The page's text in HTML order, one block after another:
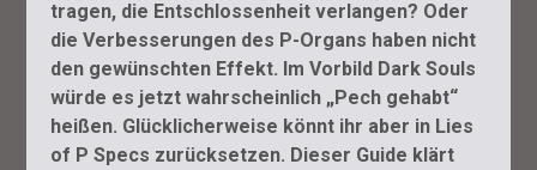
tragen, die Entschlossenheit verlangen? Oder
die Verbesserungen des P-Organs haben nicht
den gewünschten Effekt. Im Vorbild Dark Souls
würde es jetzt wahrscheinlich „Pech gehabt“
heißen. Glücklicherweise könnt ihr aber in Lies
of P Specs zurücksetzen. Dieser Guide klärt